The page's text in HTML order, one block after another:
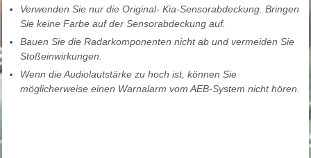
Verwenden Sie nur die Original- Kia-Sensorabdeckung. Bringen
Sie keine Farbe auf der Sensorabdeckung auf.
Bauen Sie die Radarkomponenten nicht ab und vermeiden Sie
Stoßeinwirkungen.
Wenn die Audiolautstärke zu hoch ist, können Sie
möglicherweise einen Warnalarm vom AEB-System nicht hören.